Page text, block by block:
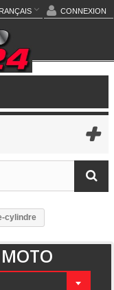
CONNEXION
cylindre